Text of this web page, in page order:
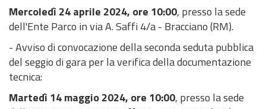
Mercoledì 24 aprile 2024, ore 10:00, presso la sede
dell'Ente Parco in via A. Saffi 4/a - Bracciano (RM).
- Avviso di convocazione della seconda seduta pubblica
del seggio di gara per la verifica della documentazione
tecnica:
Martedì 14 maggio 2024, ore 10:00, presso la sede